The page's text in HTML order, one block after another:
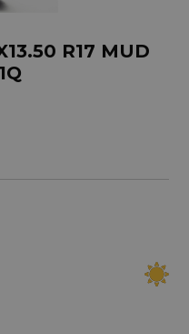
R17 MUD